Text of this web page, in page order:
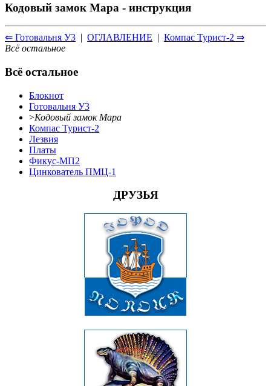
Кодовый замок Мара - инструкция
⇐ Готовальня У3 | ОГЛАВЛЕНИЕ | Компас Турист-2 ⇒
Всё остальное
Всё остальное
Блокнот
Готовальня У3
>Кодовый замок Мара
Компас Турист-2
Лезвия
Платы
Фикус-МП2
Цинкователь ПМЦ-1
ДРУЗЬЯ